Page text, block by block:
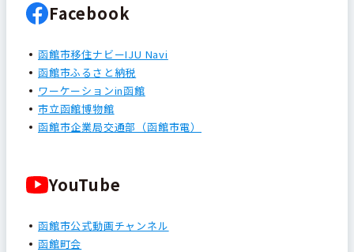
Facebook
函館市移住ナビーIJU Navi
函館市ふるさと納税
ワーケーションin函館
市立函館博物館
函館市企業局交通部（函館市電）
YouTube
函館市公式動画チャンネル
函館町会